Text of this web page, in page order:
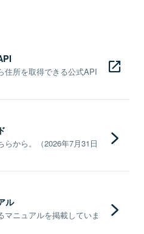
住所を取得できる公式API
から。（2026年7月31日
ル
ニュアルを掲載していま